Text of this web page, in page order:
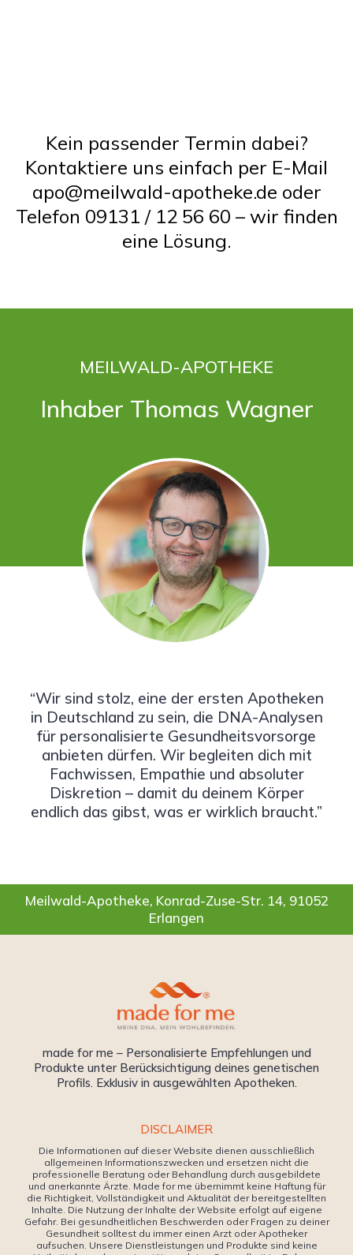
Kein passender Termin dabei?
Kontaktiere uns einfach per E-Mail
apo@meilwald-apotheke.de oder
Telefon 09131 / 12 56 60 – wir finden
eine Lösung.
MEILWALD-APOTHEKE
Inhaber Thomas Wagner
“Wir sind stolz, eine der ersten Apotheken
in Deutschland zu sein, die DNA-Analysen
für personalisierte Gesundheitsvorsorge
anbieten dürfen. Wir begleiten dich mit
Fachwissen, Empathie und absoluter
Diskretion – damit du deinem Körper
endlich das gibst, was er wirklich braucht.”
Meilwald-Apotheke, Konrad-Zuse-Str. 14, 91052
Erlangen
made for me – Personalisierte Empfehlungen und
Produkte unter Berücksichtigung deines genetischen
Profils. Exklusiv in ausgewählten Apotheken.
DISCLAIMER
Die Informationen auf dieser Website dienen ausschließlich
allgemeinen Informationszwecken und ersetzen nicht die
professionelle Beratung oder Behandlung durch ausgebildete
und anerkannte Ärzte. Made for me übernimmt keine Haftung für
die Richtigkeit, Vollständigkeit und Aktualität der bereitgestellten
Inhalte. Die Nutzung der Inhalte der Website erfolgt auf eigene
Gefahr. Bei gesundheitlichen Beschwerden oder Fragen zu deiner
Gesundheit solltest du immer einen Arzt oder Apotheker
aufsuchen. Unsere Dienstleistungen und Produkte sind keine